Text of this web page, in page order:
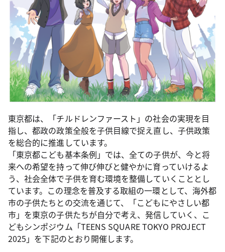
東京都は、「チルドレンファースト」の社会の実現を目
指し、都政の政策全般を子供目線で捉え直し、子供政策
を総合的に推進しています。
「東京都こども基本条例」では、全ての子供が、今と将
来への希望を持って伸び伸びと健やかに育っていけるよ
う、社会全体で子供を育む環境を整備していくこととし
ています。この理念を普及する取組の一環として、海外都
市の子供たちとの交流を通じて、「こどもにやさしい都
市」を東京の子供たちが自分で考え、発信していく、こ
どもシンポジウム「TEENS SQUARE TOKYO PROJECT
2025」を下記のとおり開催します。